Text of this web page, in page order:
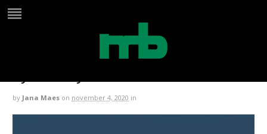
auping dekbedovertrek
by Jana Maes on november 4, 2020 in